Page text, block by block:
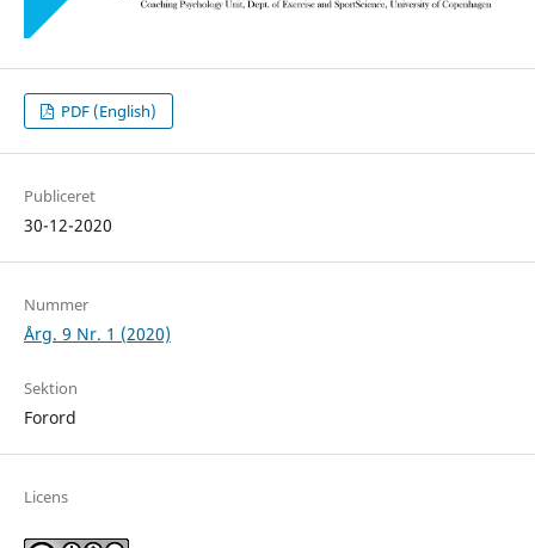
PDF (English)
Publiceret
30-12-2020
Nummer
Årg. 9 Nr. 1 (2020)
Sektion
Forord
Licens